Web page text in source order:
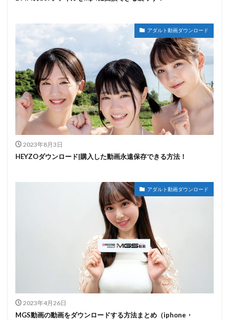
アダルト動画ダウンロード
2023年8月3日
HEYZOダウンロード|購入した動画永遠保存できる方法！
アダルト動画ダウンロード
2023年4月26日
MGS動画の動画をダウンロードする方法まとめ（iphone・